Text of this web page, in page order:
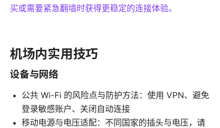
买或需要紧急翻墙时获得更稳定的连接体验。
机场内实用技巧
设备与网络
公共 Wi-Fi 的风险点与防护方法：使用 VPN、避免
登录敏感账户、关闭自动连接
移动电源与电压适配：不同国家的插头与电压，请